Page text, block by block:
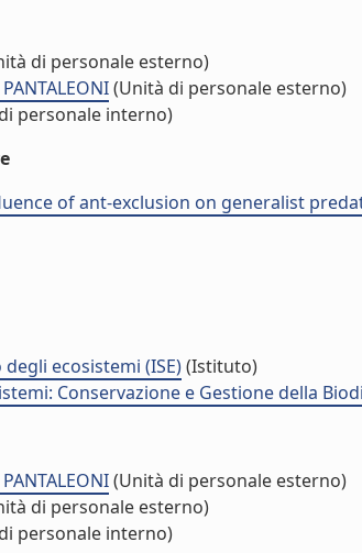
di personale esterno)
(Unità di personale esterno)
personale interno)
of ant-exclusion on generalist
ecosistemi (ISE)(Istituto)
Conservazione e Gestione della
(Unità di personale esterno)
di personale esterno)
personale interno)